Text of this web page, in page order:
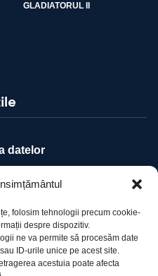
folosim tehnologii precum cookie-
despre dispozitiv.
ne va permite să procesăm date
ID-urile unice pe acest site.
acestuia poate afecta
GLADIATORUL II
datelor
uri
SRL